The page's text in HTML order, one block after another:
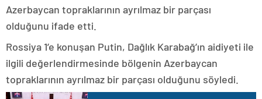
Azerbaycan topraklarının ayrılmaz bir parçası
olduğunu ifade etti.
Rossiya 1’e konuşan Putin, Dağlık Karabağ’ın aidiyeti ile
ilgili değerlendirmesinde bölgenin Azerbaycan
topraklarının ayrılmaz bir parçası olduğunu söyledi.